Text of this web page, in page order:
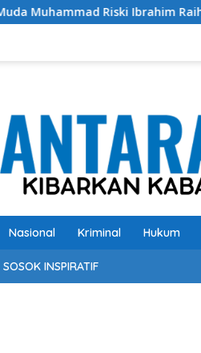
Ibrahim Raih Penghargaan
Nasional Kriminal Hukum
SOSOK INSPIRATIF